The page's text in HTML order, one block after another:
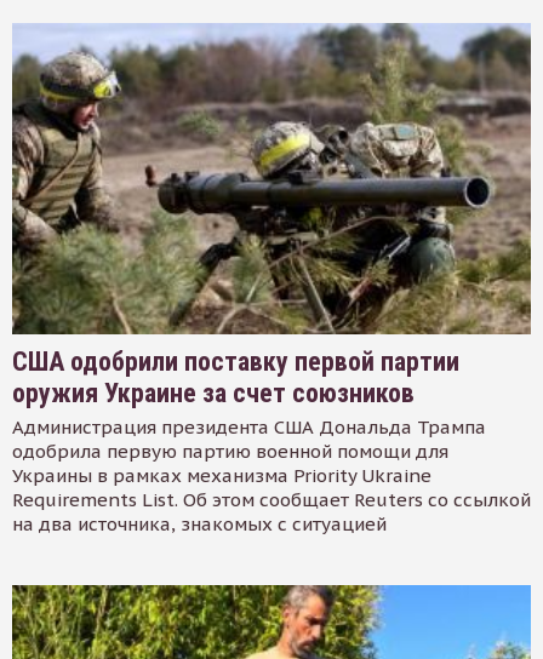
США одобрили поставку первой партии
оружия Украине за счет союзников
Администрация президента США Дональда Трампа
одобрила первую партию военной помощи для
Украины в рамках механизма Priority Ukraine
Requirements List. Об этом сообщает Reuters со ссылкой
на два источника, знакомых с ситуацией